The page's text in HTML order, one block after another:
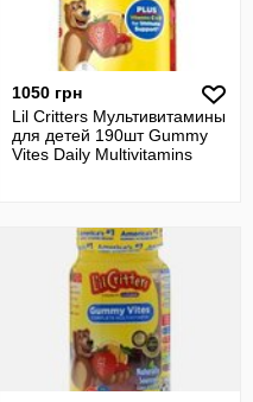
1050 грн
Lil Critters Мультивитамины
для детей 190шт Gummy
Vites Daily Multivitamins